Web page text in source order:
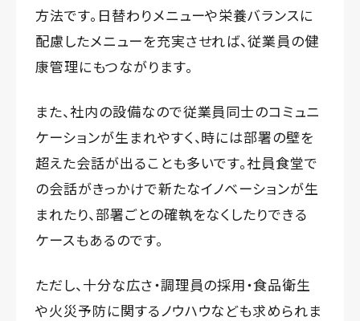
方法です。日替わりメニューや栄養バランスに
配慮したメニューを充実させれば、従業員の健
康管理にもつながります。
また、社内の設備なので従業員同士のコミュニ
ケーションが生まれやすく、時には部署の壁を
超えた会話が出ることも多いです。社員食堂で
の会話がきっかけで新たなイノベーションが生
まれたり、部署ごとの確執をなくしたりできる
ケースもあるのです。
ただし、十分な広さ・調理員の採用・食品衛生
や火災予防に関するノウハウなども求められま